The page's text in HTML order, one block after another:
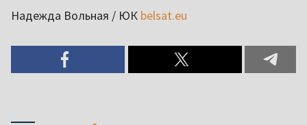
Надежда Вольная / ЮК belsat.eu